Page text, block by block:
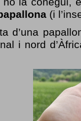
(i
d’una
i nord